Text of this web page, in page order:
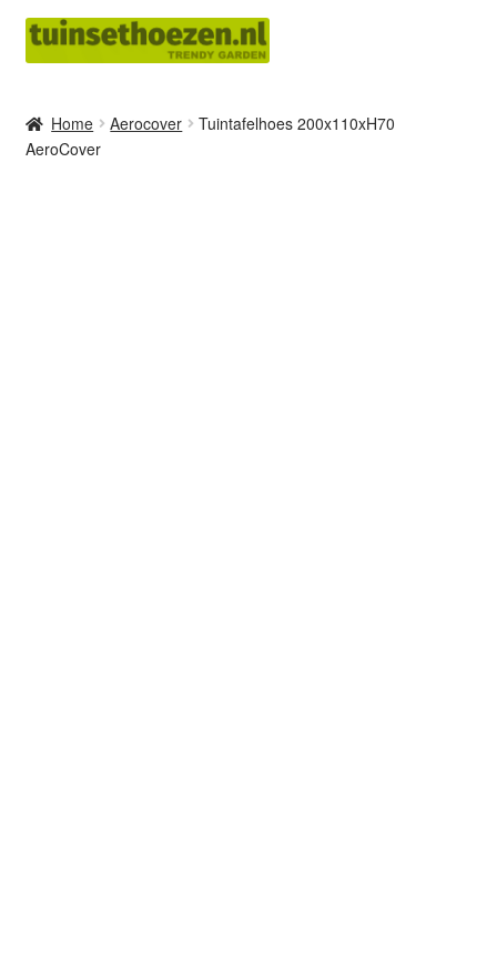
Ga
door
naar
Ga
naar
de
Home Aerocover
Tuintafelhoes 200x110xH70
AeroCover